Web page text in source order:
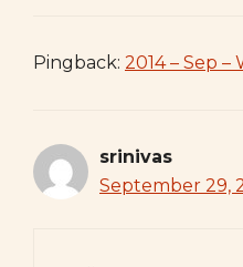
Pingback: 2014 – Sep –
srinivas
September 29,